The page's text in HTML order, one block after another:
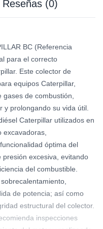
Reseñas (0)
BC (Referencia
para el correcto
Este colector de
equipos Caterpillar,
gases de combustión,
y prolongando su vida útil.
Caterpillar utilizados en
excavadoras,
óptima del
excesiva, evitando
del combustible.
de potencia; así como
estructural del colector.
inspecciones